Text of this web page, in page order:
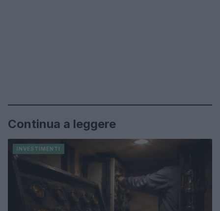
Continua a leggere
INVESTIMENTI